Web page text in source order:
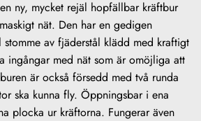
ny, mycket rejäl hopfällbar kräftbur
nät. Den har en gedigen
stomme av fjäderstål klädd med kraftigt
ingångar med nät som är omöjliga att
är också försedd med två runda
ska kunna fly. Öppningsbar i ena
plocka ur kräftorna. Fungerar även